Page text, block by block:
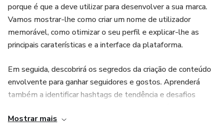
porque é que a deve utilizar para desenvolver a sua marca.
Vamos mostrar-lhe como criar um nome de utilizador
memorável, como otimizar o seu perfil e explicar-lhe as
principais caraterísticas e a interface da plataforma.
Em seguida, descobrirá os segredos da criação de conteúdo
envolvente para ganhar seguidores e gostos. Aprenderá
também a identificar hashtags de tendência e desafios
marketing, ficará a conhecer a regra dos 3 segundos, a
Mostrar mais